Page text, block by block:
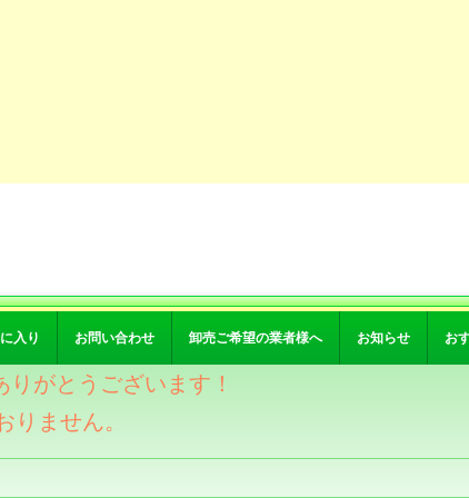
入り お問い合わせ 卸売ご希望の業者様へ お知らせ お
がとうございます！
ません。